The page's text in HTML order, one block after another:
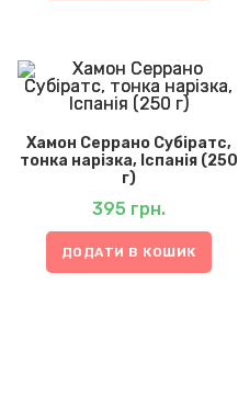
Хамон Серрано Субіратс,
тонка нарізка, Іспанія (250
г)
395 грн.
ДОДАТИ В КОШИК